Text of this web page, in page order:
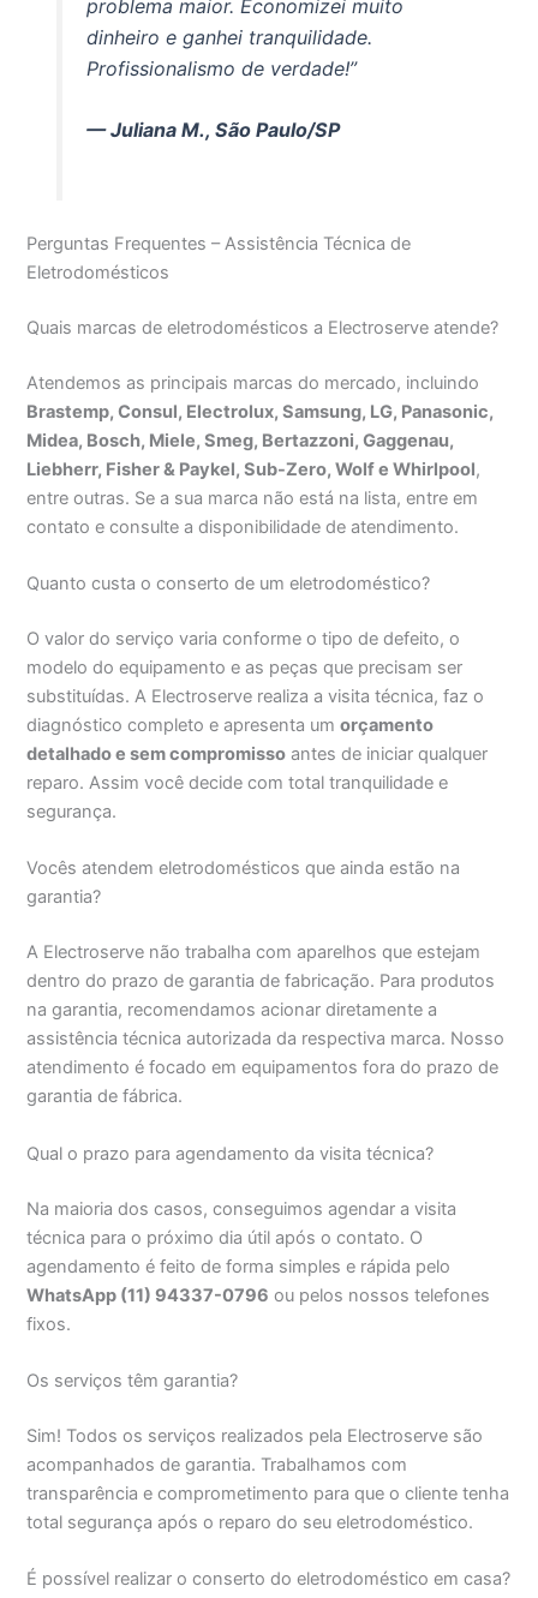
problema maior. Economizei muito
dinheiro e ganhei tranquilidade.
Profissionalismo de verdade!”
— Juliana M., São Paulo/SP
Perguntas Frequentes – Assistência Técnica de
Eletrodomésticos
Quais marcas de eletrodomésticos a Electroserve atende?
Atendemos as principais marcas do mercado, incluindo
Brastemp, Consul, Electrolux, Samsung, LG, Panasonic,
Midea, Bosch, Miele, Smeg, Bertazzoni, Gaggenau,
Liebherr, Fisher & Paykel, Sub-Zero, Wolf e Whirlpool,
entre outras. Se a sua marca não está na lista, entre em
contato e consulte a disponibilidade de atendimento.
Quanto custa o conserto de um eletrodoméstico?
O valor do serviço varia conforme o tipo de defeito, o
modelo do equipamento e as peças que precisam ser
substituídas. A Electroserve realiza a visita técnica, faz o
diagnóstico completo e apresenta umorçamento
detalhado e sem compromisso antes de iniciar qualquer
reparo. Assim você decide com total tranquilidade e
segurança.
Vocês atendem eletrodomésticos que ainda estão na
garantia?
A Electroserve não trabalha com aparelhos que estejam
dentro do prazo de garantia de fabricação. Para produtos
na garantia, recomendamos acionar diretamente a
assistência técnica autorizada da respectiva marca. Nosso
atendimento é focado em equipamentos fora do prazo de
garantia de fábrica.
Qual o prazo para agendamento da visita técnica?
Na maioria dos casos, conseguimos agendar a visita
técnica para o próximo dia útil após o contato. O
agendamento é feito de forma simples e rápida pelo
WhatsApp (11) 94337-0796 ou pelos nossos telefones
fixos.
Os serviços têm garantia?
Sim! Todos os serviços realizados pela Electroserve são
acompanhados de garantia. Trabalhamos com
transparência e comprometimento para que o cliente tenha
total segurança após o reparo do seu eletrodoméstico.
É possível realizar o conserto do eletrodoméstico em casa?